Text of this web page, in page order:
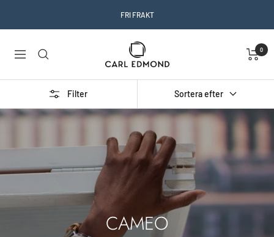
FRI FRAKT
Navigation
Edmond
0
Filter Sortera efter
CAMEO